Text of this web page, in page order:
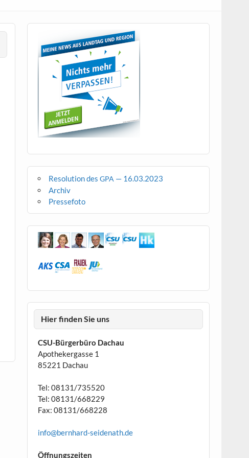
Resolution desGPA — 16.03.2023
Archiv
Pressefoto
Hier finden Sie uns
CSU-Bürgerbüro Dachau
Apothekergasse 1
85221 Dachau
Tel: 08131/735520
Tel: 08131/668229
Fax: 08131/668228
info@bernhard-seidenath.de
Öffnungszeiten